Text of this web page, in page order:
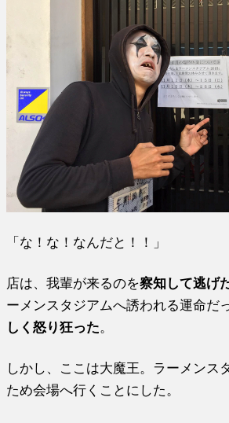
「な！な！なんだと！！」
店は、我輩が来るのを察知して逃げ
ーメンスタジアムへ誘われる運命だ
しく怒り狂った。
しかし、ここは大魔王。ラーメンス
ため会場へ行くことにした。